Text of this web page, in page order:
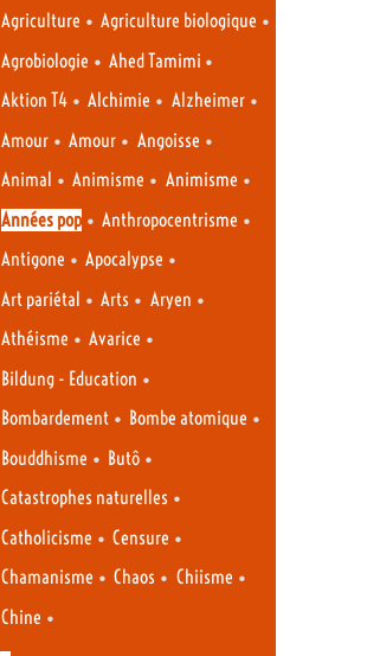
Agriculture • Agriculture biologique •
Agrobiologie • Ahed Tamimi •
Aktion T4 • Alchimie • Alzheimer•
Amour • Amour • Angoisse •
Animal • Animisme • Animisme •
Années pop • Anthropocentrisme •
Antigone • Apocalypse •
Art pariétal • Arts • Aryen •
Athéisme • Avarice •
Bildung - Education •
Bombardement • Bombe atomique •
Bouddhisme • Butô •
Catastrophes naturelles •
Catholicisme • Censure •
Chamanisme • Chaos • Chiisme •
Chine •